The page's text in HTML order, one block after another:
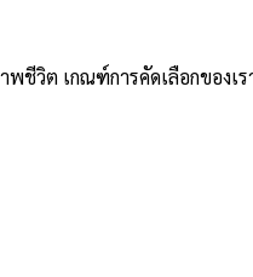
ชีวิต เกณฑ์การคัดเลือกของเ